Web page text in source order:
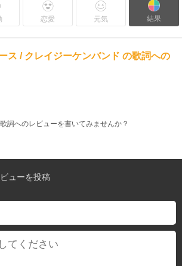
恋愛 元気 結果
ス / クレイジーケンバンド の歌詞への
詞へのレビューを書いてみませんか？
ューを投稿